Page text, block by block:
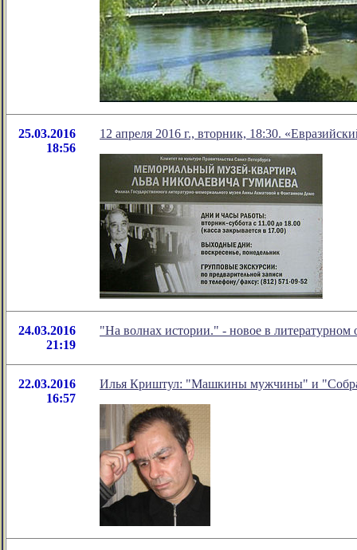
25.03.2016
18:56
12 апреля 2016 г., вторник, 18:30.
24.03.2016
21:19
"На волнах истории." - новое в
22.03.2016
16:57
Илья Криштул: "Машкины мужчины" и